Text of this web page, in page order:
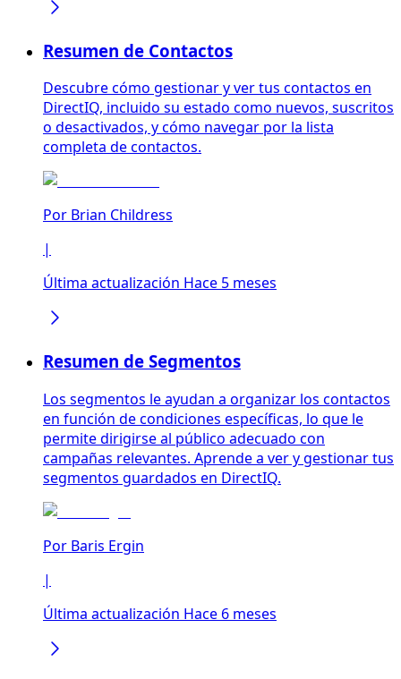
Resumen de Contactos
Descubre cómo gestionar y ver tus contactos en
DirectIQ, incluido su estado como nuevos, suscritos
o desactivados, y cómo navegar por la lista
completa de contactos.
Por Brian Childress
|
Última actualización Hace 5 meses
Resumen de Segmentos
Los segmentos le ayudan a organizar los contactos
en función de condiciones específicas, lo que le
permite dirigirse al público adecuado con
campañas relevantes. Aprende a ver y gestionar tus
segmentos guardados en DirectIQ.
Por Baris Ergin
|
Última actualización Hace 6 meses